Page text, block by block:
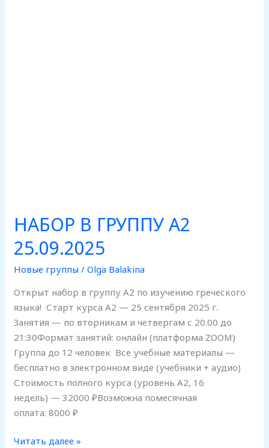
НАБОР В ГРУППУ А2
25.09.2025
Новые группы /Olga Balakina
Открыт набор в группу А2 по изучению греческого
языка! Старт курса А2 — 25 сентября 2025 г.
Занятия — по вторникам и четвергам с 20.00 до
21:30Формат занятий: онлайн (платформа ZOOM)
Группа до 12 человек Все учебные материалы —
бесплатно в электронном виде (учебники + аудио)
Стоимость полного курса (уровень А2, 16
недель) — 32000 ₽Возможна помесячная
оплата: 8000 ₽
Читать далее »